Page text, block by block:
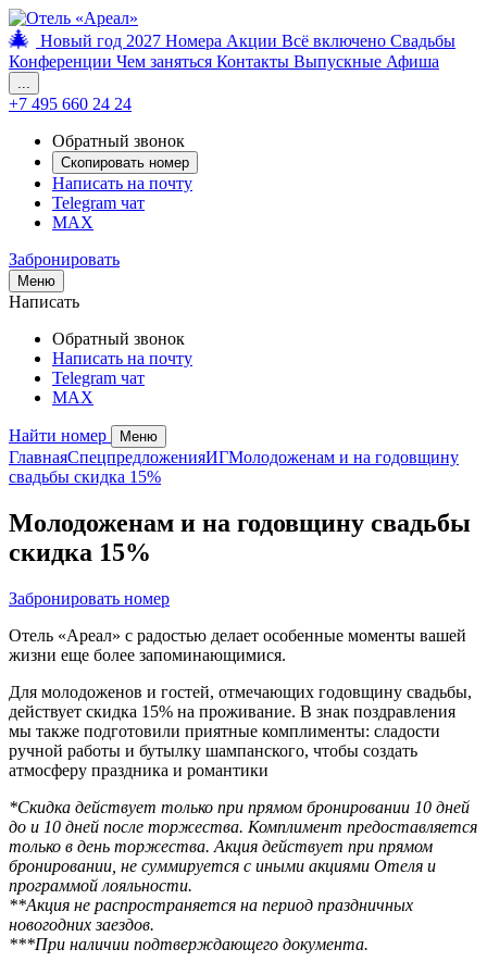
🎄 Новый год 2027 Номера Акции Всё включено Свадьбы
Конференции Чем заняться Контакты Выпускные Афиша
...
+7 495 660 24 24
Обратный звонок
Скопировать номер
Написать на почту
Telegram чат
MAX
Забронировать
Меню
Написать
Обратный звонок
Написать на почту
Telegram чат
MAX
Найти номер Меню
Забронировать
Новый год 2027
Тариф «Всё включено»
Акции
О компании
Смотреть все
Программа лояльности
Новости
Отзывы
Вокруг нас
Презентация
Карта отеля
Блог
Корп клиентам
Смотреть все
Корпоративным клиентам
Банкетные залы
ГлавнаяСпецпредложенияИГМолодоженам и на годовщину
свадьбы скидка 15%
Молодоженам и на годовщину свадьбы
скидка 15%
Забронировать номер
Отель «Ареал» с радостью делает особенные моменты вашей
жизни еще более запоминающимися.
Для молодоженов и гостей, отмечающих годовщину свадьбы,
действует скидка 15% на проживание. В знак поздравления
мы также подготовили приятные комплименты: сладости
ручной работы и бутылку шампанского, чтобы создать
атмосферу праздника и романтики
*Скидка действует только при прямом бронировании 10 дней
до и 10 дней после торжества. Комплимент предоставляется
только в день торжества. Акция действует при прямом
бронировании, не суммируется с иными акциями Отеля и
программой лояльности.
**Акция не распространяется на период праздничных
новогодних заездов.
***При наличии подтверждающего документа.
Связаться с менеджером
Связаться с менеджером
Забронировать столик
Связаться с менеджером
Заказать мероприятие
Заказать услугу
Забронировать стол
Заказать услугу
Заказать услугу
Принять все
Политикой обработки cookies
на странице.
Принять все
Сбросить Применить
Применить
Забронировать